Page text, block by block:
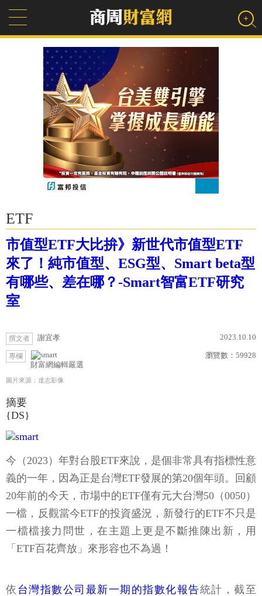
ETF
市值型ETF大比拚》新世代市值型ETF
來了！純市值型、ESG型、Smart beta型
有哪些、差在哪？-Smart智富ETF研究
室
撰文者 謝宜孝 2023.10.10
專欄
財富網編輯嚴選
瀏覽數： 59928
圖片來源：達志影像
摘要
{DS}
今（2023）年對台股ETF來說，是個非常具有指標性意
義的一年，因為正是台灣ETF發展的第20個年頭。回顧
20年前的今天，市場中的ETF僅有元大台灣50（0050）
一檔，反觀當今ETF的投資盛況，新發行的ETF不只是
一檔檔接力問世，在主題上更是不斷推陳出新，用
「ETF百花齊放」來形容也不為過！
依 台灣指數公司最新一期的指數化報告統計，截至